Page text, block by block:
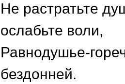
Не растратьте
ослабьте воли,
Равнодушье-
бездонней.